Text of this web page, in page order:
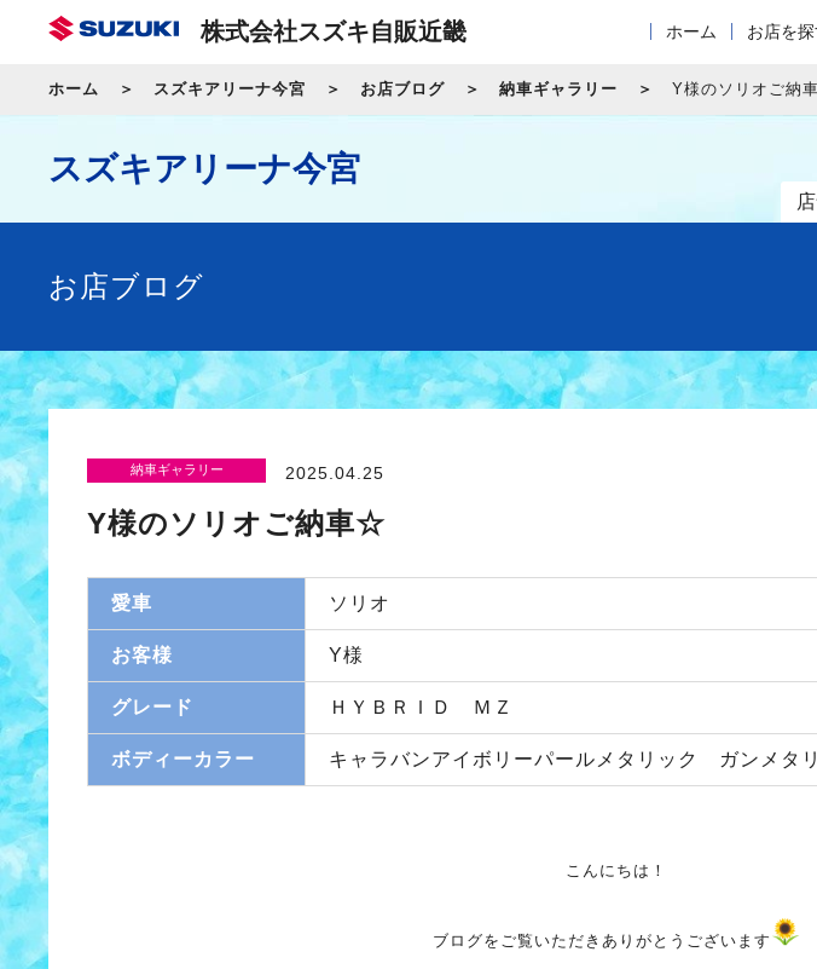
株式会社スズキ自販近畿 ホーム お店を探
ホーム スズキアリーナ今宮 お店ブログ 納車ギャラリー Y様のソリオご納
スズキアリーナ今宮
お店ブログ
納車ギャラリー 2025.04.25
Y様のソリオご納車☆
愛車 ソリオ
お客様 Y様
グレード ＨＹＢＲＩＤ ＭＺ
ボディーカラー キャラバンアイボリーパールメタリック ガンメタ
こんにちは！
ブログをご覧いただきありがとうございます